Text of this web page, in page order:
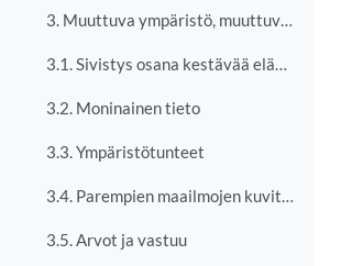
3. Muuttuva ympäristö, muuttuva tieto Ympäristökri...
3.1. Sivistys osana kestävää elämäntapaa?
3.2. Moninainen tieto
3.3. Ympäristötunteet
3.4. Parempien maailmojen kuvittelu
3.5. Arvot ja vastuu